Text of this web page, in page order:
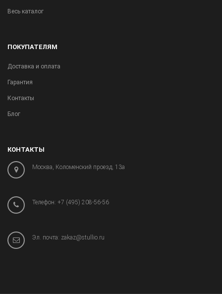
Весь каталог
ПОКУПАТЕЛЯМ
Доставка и оплата
Гарантия
Контакты
Блог
КОНТАКТЫ
Москва, Коломенский проезд, 13а
Телефон: +7 (495) 208-56-56
Эл. почта: zakaz@stullio.ru